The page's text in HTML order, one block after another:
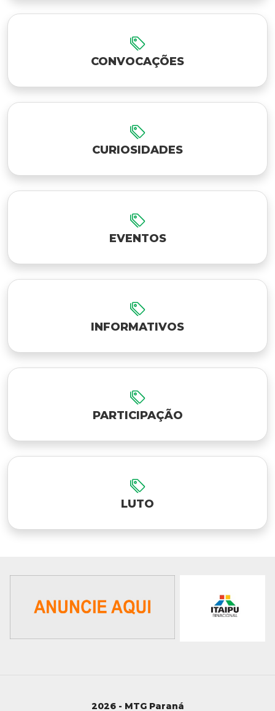
CONVOCAÇÕES
CURIOSIDADES
EVENTOS
INFORMATIVOS
PARTICIPAÇÃO
LUTO
2026 - MTG Paraná